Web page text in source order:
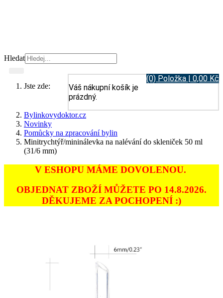
Hledat
(0) Položka | 0,00 Kč
Váš nákupní košík je
prázdný.
Jste zde:
Bylinkovydoktor.cz
Novinky
Pomůcky na zpracování bylin
Minitrychtýř/mininálevka na nalévání do skleniček 50 ml
(31/6 mm)
V ESHOPU MÁME DOVOLENOU.
OBJEDNAT ZBOŽÍ MŮŽETE PO 14.8.2026.
DĚKUJEME ZA POCHOPENÍ :)